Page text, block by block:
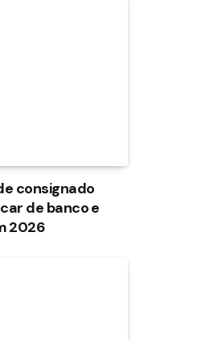
consignado
de banco e
2026